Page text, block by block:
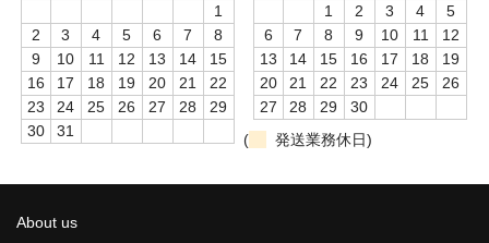
1
2
3 4 5 6 7
8
9
10 11 12 13 14
15
16
17 18 19 20 21
22
23
24 25 26 27 28
29
30
31
1
2 3 4
5
6
7 8 9 10 11
12
13
14 15 16 17 18
19
20
21 22 23 24 25
26
27
28 29
30
(
発送業務休日)
About us